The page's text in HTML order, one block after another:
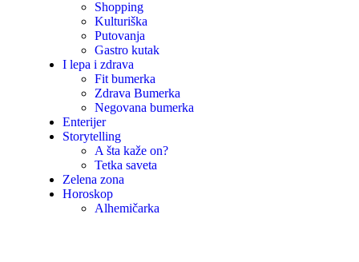
Shopping
Kulturiška
Putovanja
Gastro kutak
I lepa i zdrava
Fit bumerka
Zdrava Bumerka
Negovana bumerka
Enterijer
Storytelling
A šta kaže on?
Tetka saveta
Zelena zona
Horoskop
Alhemičarka